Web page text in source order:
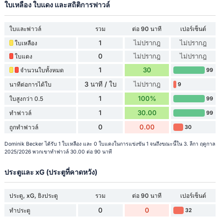
ใบเหลือง ใบแดง และสถิติการฟาวล์
ใบและฟาวล์ รวม ต่อ 90 นาที
เปอร์เซ็นต์
ใบเหลือง
1 ไม่ปรากฎ ไม่ปรากฎ
ใบแดง 0 ไม่ปรากฎ ไม่ปรากฎ
จำนวนใบทั้งหมด 1 30 99
นาทีต่อการได้ใบ 3 นาที / ใบ ไม่ปรากฎ 9
ใบสูงกว่า 0.5 1 100% 99
ทำฟาวล์ 1 30.00 99
ถูกทำฟาวล์ 0 0.00 30
Dominik Becker ได้รับ 1 ใบเหลือง และ 0 ใบแดงในการแข่งขัน 1 จนถึงขณะนี้ใน 3. ลีกา ฤดูกาล
2025/2026 พวกเขาทำฟาวล์ 30.00 ต่อ 90 นาที
ประตูและ xG (ประตูที่คาดหวัง)
ประตู, xG, ยิงประตู รวม ต่อ 90 นาที
เปอร์เซ็นต์
ทำประตู
0 0 32